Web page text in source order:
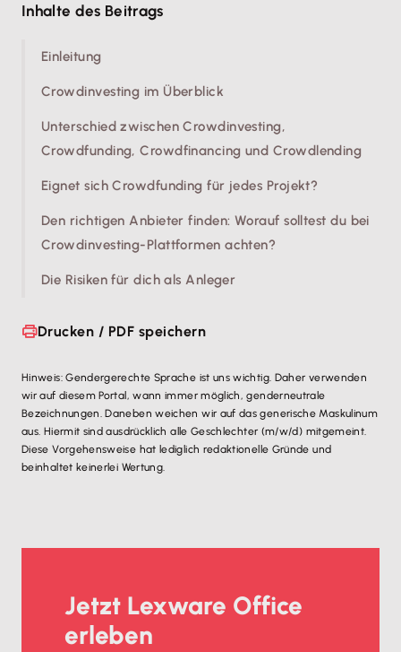
Inhalte des Beitrags
Einleitung
Crowdinvesting im Überblick
Unterschied zwischen Crowdinvesting,
Crowdfunding, Crowdfinancing und Crowdlending
Eignet sich Crowdfunding für jedes Projekt?
Den richtigen Anbieter finden: Worauf solltest du bei
Crowdinvesting-Plattformen achten?
Die Risiken für dich als Anleger
Drucken / PDF speichern
Hinweis: Gendergerechte Sprache ist uns wichtig. Daher verwenden
wir auf diesem Portal, wann immer möglich, genderneutrale
Bezeichnungen. Daneben weichen wir auf das generische Maskulinum
aus. Hiermit sind ausdrücklich alle Geschlechter (m/w/d) mitgemeint.
Diese Vorgehensweise hat lediglich redaktionelle Gründe und
beinhaltet keinerlei Wertung.
Jetzt Lexware Office
erleben